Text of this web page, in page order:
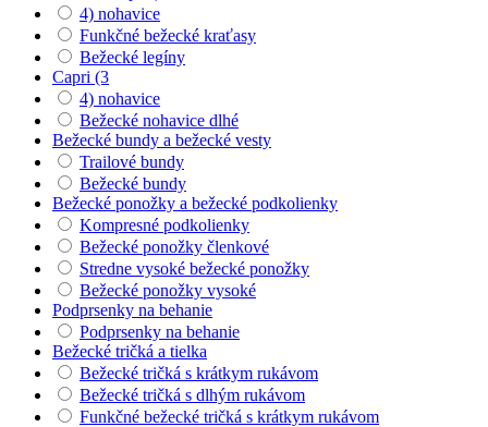
4) nohavice
Funkčné bežecké kraťasy
Bežecké legíny
Capri (3
4) nohavice
Bežecké nohavice dlhé
Bežecké bundy a bežecké vesty
Trailové bundy
Bežecké bundy
Bežecké ponožky a bežecké podkolienky
Kompresné podkolienky
Bežecké ponožky členkové
Stredne vysoké bežecké ponožky
Bežecké ponožky vysoké
Podprsenky na behanie
Podprsenky na behanie
Bežecké tričká a tielka
Bežecké tričká s krátkym rukávom
Bežecké tričká s dlhým rukávom
Funkčné bežecké tričká s krátkym rukávom